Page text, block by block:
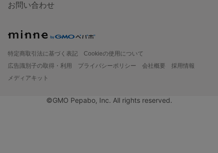
お問い合わせ
特定商取引法に基づく表記
Cookieの使用について
広告識別子の取得・利用
プライバシーポリシー 会社概要
採用情報
メディアキット
©GMO Pepabo, Inc. All rights reserved.